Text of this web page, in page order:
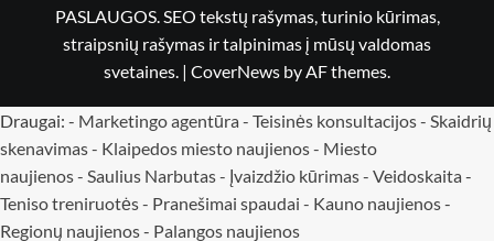
PASLAUGOS. SEO tekstų rašymas, turinio kūrimas,
straipsnių rašymas ir talpinimas į mūsų valdomas
svetaines. | CoverNews by AF themes.
Draugai: - Marketingo agentūra - Teisinės konsultacijos- Skaidrių
skenavimas- Klaipedos miesto naujienos- Miesto
naujienos- Saulius Narbutas- Įvaizdžio kūrimas- Veidoskaita -
Teniso treniruotės- Pranešimai spaudai - Kauno naujienos-
Regionų naujienos- Palangos naujienos